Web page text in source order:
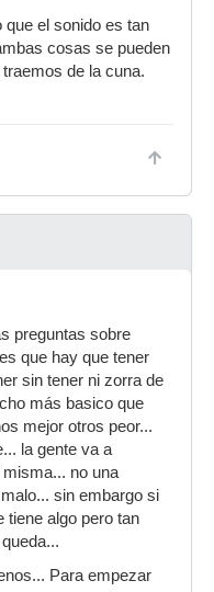
que el sonido es tan
cosas se pueden
de la cuna.
preguntas sobre
que hay que tener
sin tener ni zorra de
más basico que
mejor otros peor...
la gente va a
no una
sin embargo si
tiene algo pero tan
Para empezar